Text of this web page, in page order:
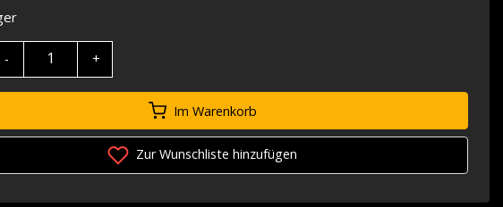
- +
Im Warenkorb
Zur Wunschliste hinzufügen